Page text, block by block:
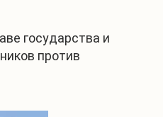
государства и
против